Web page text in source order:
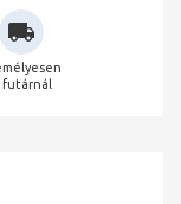
futárnál